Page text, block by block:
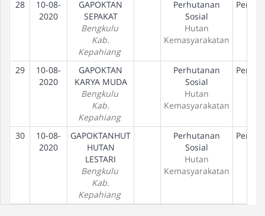
28
10-08-
2020
GAPOKTAN
SEPAKAT
Bengkulu
Kab.
Kepahiang
Perhutanan
Sosial
Hutan
Kemasyarakatan
29
10-08-
2020
GAPOKTAN
KARYA MUDA
Bengkulu
Kab.
Kepahiang
Perhutanan
Sosial
Hutan
Kemasyarakatan
30
10-08-
2020
GAPOKTANHUT
HUTAN
LESTARI
Bengkulu
Kab.
Kepahiang
Perhutanan
Sosial
Hutan
Kemasyarakatan